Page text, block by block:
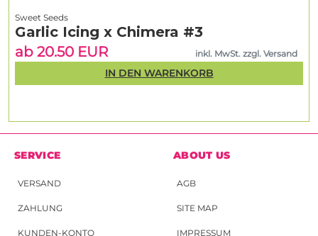
Sweet Seeds
Garlic Icing x Chimera #3
ab 20.50 EUR
inkl. MwSt. zzgl. Versand
IN DEN WARENKORB
SERVICE
VERSAND
ZAHLUNG
KUNDEN-KONTO
ABOUT US
AGB
SITE MAP
IMPRESSUM